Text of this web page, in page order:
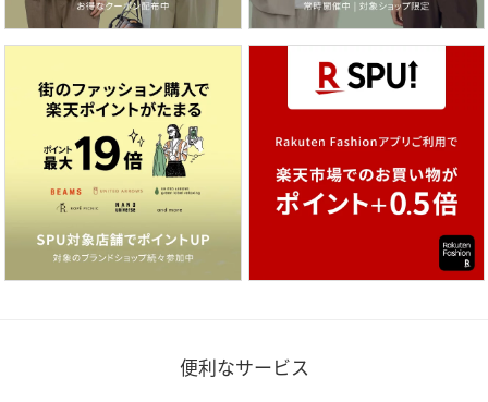
便利なサービス